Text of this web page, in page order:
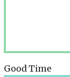
Good Time